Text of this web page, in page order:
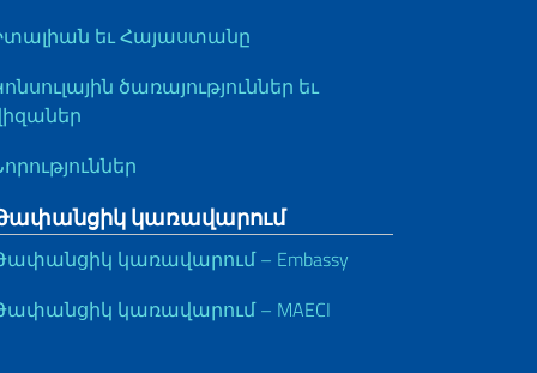
եւ Հայաստանը
ծառայություններ եւ
կառավարում
կառավարում – Embassy
կառավարում – MAECI